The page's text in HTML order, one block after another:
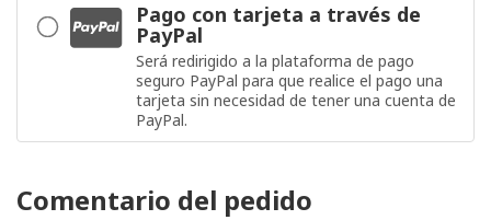
Pago con tarjeta a través de
PayPal
Será redirigido a la plataforma de pago
seguro PayPal para que realice el pago una
tarjeta sin necesidad de tener una cuenta de
PayPal.
Comentario del pedido